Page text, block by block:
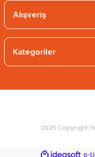
Alışveriş
Kategoriler
2025 Copyright